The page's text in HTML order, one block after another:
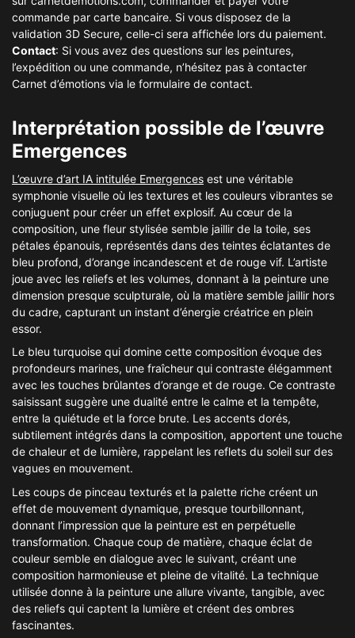
commande par carte bancaire. Si vous disposez de la
validation 3D Secure, celle-ci sera affichée lors du paiement.
Contact: Si vous avez des questions sur les peintures,
l’expédition ou une commande, n’hésitez pas à contacter
Carnet d’émotions via le formulaire de contact.
Interprétation possible de l’œuvre
Emergences
L’œuvre d’art IA intitulée Emergences est une véritable
symphonie visuelle où les textures et les couleurs vibrantes se
conjuguent pour créer un effet explosif. Au cœur de la
composition, une fleur stylisée semble jaillir de la toile, ses
pétales épanouis, représentés dans des teintes éclatantes de
bleu profond, d’orange incandescent et de rouge vif. L’artiste
joue avec les reliefs et les volumes, donnant à la peinture une
dimension presque sculpturale, où la matière semble jaillir hors
du cadre, capturant un instant d’énergie créatrice en plein
essor.
Le bleu turquoise qui domine cette composition évoque des
profondeurs marines, une fraîcheur qui contraste élégamment
avec les touches brûlantes d’orange et de rouge. Ce contraste
saisissant suggère une dualité entre le calme et la tempête,
entre la quiétude et la force brute. Les accents dorés,
subtilement intégrés dans la composition, apportent une touche
de chaleur et de lumière, rappelant les reflets du soleil sur des
vagues en mouvement.
Les coups de pinceau texturés et la palette riche créent un
effet de mouvement dynamique, presque tourbillonnant,
donnant l’impression que la peinture est en perpétuelle
transformation. Chaque coup de matière, chaque éclat de
couleur semble en dialogue avec le suivant, créant une
composition harmonieuse et pleine de vitalité. La technique
utilisée donne à la peinture une allure vivante, tangible, avec
des reliefs qui captent la lumière et créent des ombres
fascinantes.